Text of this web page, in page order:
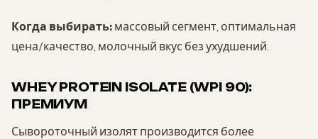
Когда выбирать: массовый сегмент, оптимальная
цена/качество, молочный вкус без ухудшений.
WHEY PROTEIN ISOLATE (WPI 90):
ПРЕМИУМ
Сывороточный изолят производится более